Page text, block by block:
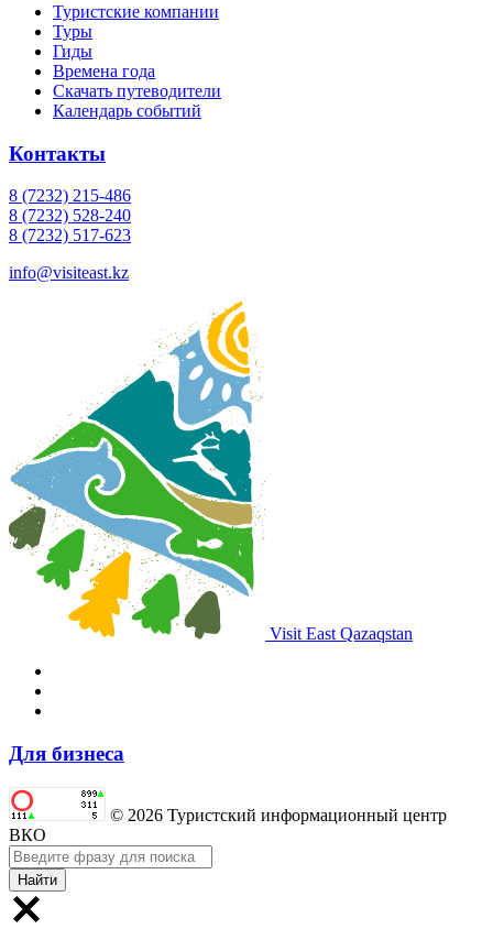
Туристские компании
Туры
Гиды
Времена года
Скачать путеводители
Календарь событий
Контакты
8 (7232) 215-486
8 (7232) 528-240
8 (7232) 517-623
info@visiteast.kz
Visit East Qazaqstan
Для бизнеса
© 2026 Туристский информационный центр
ВКО
Найти